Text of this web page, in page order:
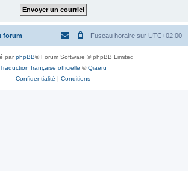
forum Fuseau horaire sur UTC+02:00
parphpBB® Forum Software © phpBB Limited
Traduction française officielle ©Qiaeru
Confidentialité | Conditions